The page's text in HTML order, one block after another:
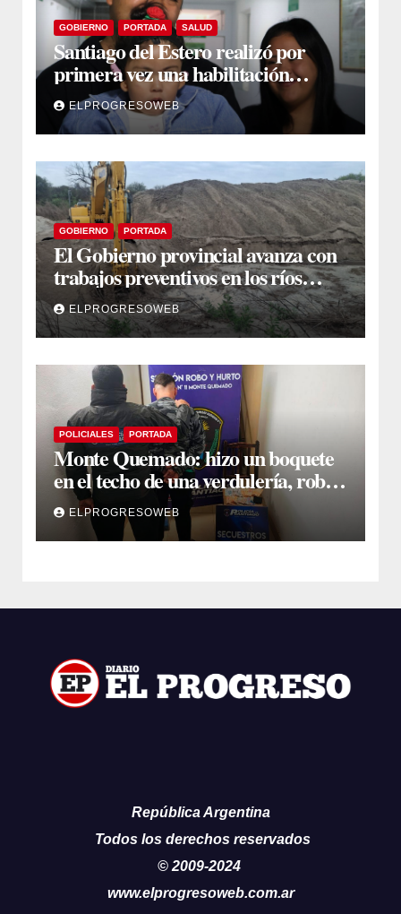
GOBIERNO PORTADA SALUD
Santiago del Estero realizó por
primera vez una habilitación
auditiva con vincha de conducción
óseaELPROGRESOWEB
GOBIERNO PORTADA
El Gobierno provincial avanza con
trabajos preventivos en los ríos
Dulce y Salado y en los Bajos
Submeridionales
ELPROGRESOWEB
POLICIALES PORTADA
Monte Quemado: hizo un boquete
en el techo de una verdulería, robó
$800.000 y cayó tras ser filmado
ELPROGRESOWEB
República Argentina
Todos los derechos reservados
© 2009-2024
www.elprogresoweb.com.ar